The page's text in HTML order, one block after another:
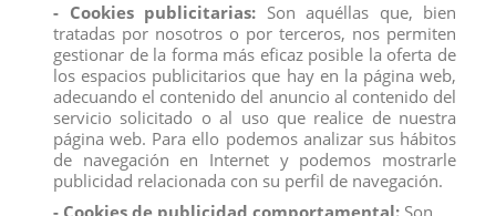
Brachyosaurus.
Medidas 12 cm
Producto no recomendado para menores de 4 años
Todos los productos de nuestrocatálogoobtienen el certificado
exigido por la U.E.
Compraahora y recíbelo en 24/48 horas en su establecimiento.
Recuerde que disponemos de unchat donde le atendemos
personalmente, pregúntenos sus dudas.
- Cookies publicitarias: Son aquéllas que, bien
tratadas por nosotros o por terceros, nos permiten
gestionar de la forma más eficaz posible la oferta de
los espacios publicitarios que hay en la página web,
adecuando el contenido del anuncio al contenido del
servicio solicitado o al uso que realice de nuestra
página web. Para ello podemos analizar sus hábitos
de navegación en Internet y podemos mostrarle
publicidad relacionada con su perfil de navegación.
- Cookies de publicidad comportamental: Son